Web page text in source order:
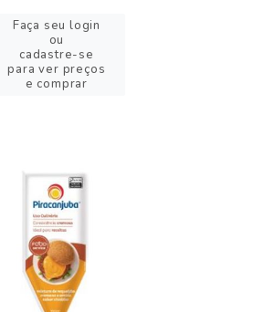
Faça seu login
ou
cadastre-se
para ver preços
e comprar